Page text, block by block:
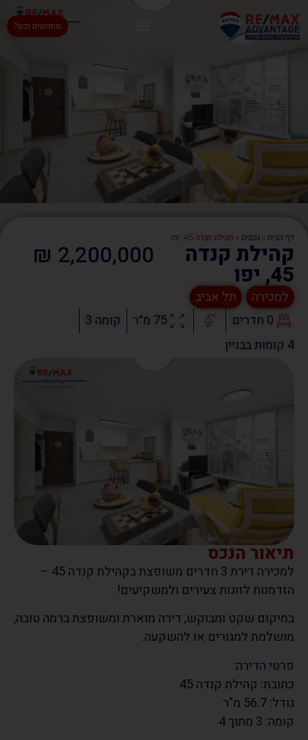
מחפשים נכס?
דף הבית » נכסים » קהילת קנדה 45, יפו
קהילת קנדה
45, יפו
2,200,000 ₪
למכירה
תל אביב
0 חדרים
75 מ״ר
קומה 3
4 קומות בבניין
תיאור הנכס
למכירה דירת 3 חדרים משופצת בקהילת קנדה 45 –
הזדמנות לזוגות צעירים ולמשקיעים!
במיקום שקט ומבוקש, דירה מוארת ומשופצת ברמה טובה,
מושלמת למגורים או להשקעה.
פרטי הדירה:
כתובת: קהילת קנדה 45
גודל: 56.7 מ"ר
קומה: 3 מתוך 4